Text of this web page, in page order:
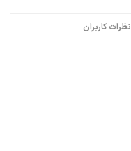
نظرات کاربران